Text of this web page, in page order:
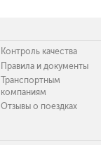
Контроль качества
Правила и документы
Транспортным
компаниям
Отзывы о поездках